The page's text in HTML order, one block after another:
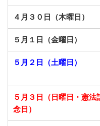
４月３０日（木曜日）
５月１日（金曜日）
５月２日（土曜日）
５月３日（日曜日・憲法
念日）